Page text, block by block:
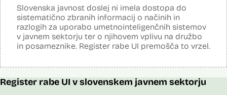
Podrobnosti izdelka na portalu NIO
Predstavitev projekta na gov.si
Predstavitev projekta na portalu OECD OPSI
Odgovor na zahtevo za dostop do informacij javnega značaja
Tehnične specifikacije iz razpisne dokumentacije
Slovenska javnost doslej ni imela dostopa do
sistematično zbranih informacij o načinih in
razlogih za uporabo umetnointeligenčnih sistemov
v javnem sektorju ter o njihovem vplivu na družbo
in posameznike. Register rabe UI premošča to vrzel.
Register rabe UI v slovenskem javnem sektorju